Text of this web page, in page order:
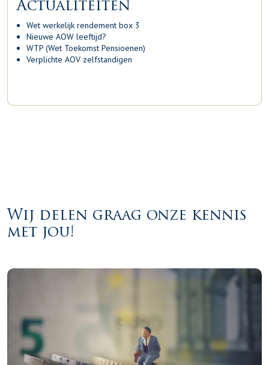
Actualiteiten
Wet werkelijk rendement box 3
Nieuwe AOW leeftijd?
WTP (Wet Toekomst Pensioenen)
Verplichte AOV zelfstandigen
Wij delen graag onze kennis
met jou!